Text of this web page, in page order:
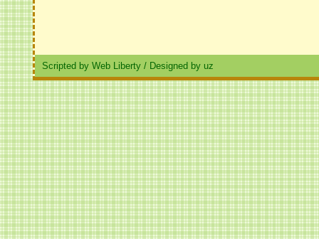
Scripted by Web Liberty / Designed by uz